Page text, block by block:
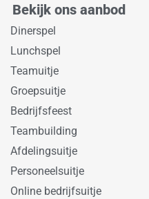
Bekijk ons aanbod
Dinerspel
Lunchspel
Teamuitje
Groepsuitje
Bedrijfsfeest
Teambuilding
Afdelingsuitje
Personeelsuitje
Online bedrijfsuitje